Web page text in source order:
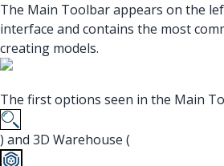
The Main Toolbar appears on the
interface and contains the most
creating models.
The first options seen in the Main
) and 3D Warehouse (